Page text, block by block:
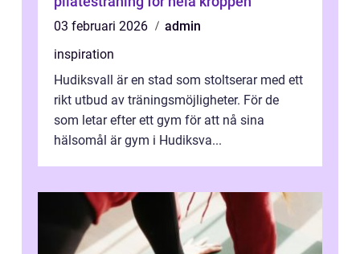
03 februari 2026
admin
inspiration
Hudiksvall är en stad som stoltserar med ett
rikt utbud av träningsmöjligheter. För de
som letar efter ett gym för att nå sina
hälsomål är gym i Hudiksva...